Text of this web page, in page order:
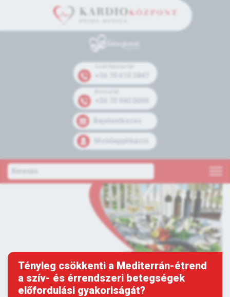
Bejelentkezés
Mobilapplikáció
Tényleg csökkenti a Mediterrán-étrend
a szív- és érrendszeri betegségek
előfordulási gyakoriságát?